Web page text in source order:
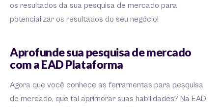
os resultados da sua pesquisa de mercado para
potencializar os resultados do seu negócio!
Aprofunde sua pesquisa de mercado
com a EAD Plataforma
Agora que você conhece as ferramentas para pesquisa
de mercado, que tal aprimorar suas habilidades? Na EAD